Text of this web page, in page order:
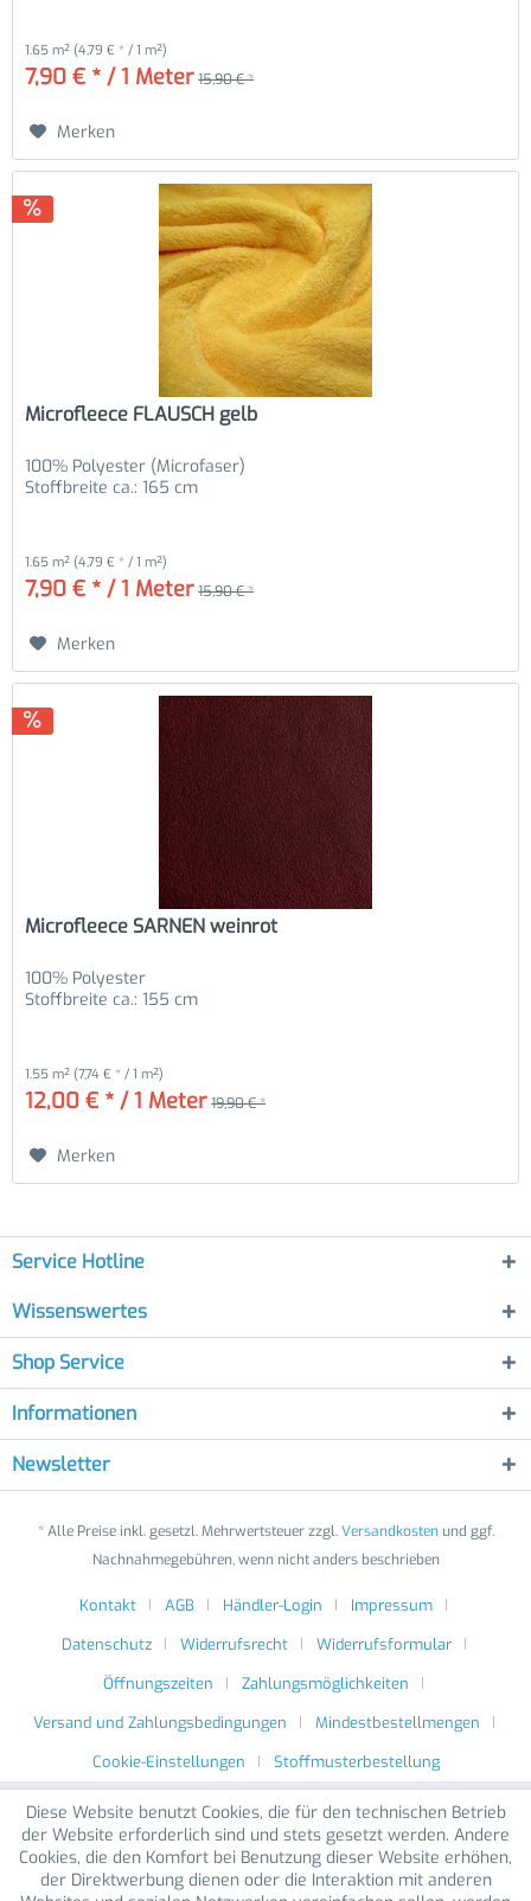
1.65 m² (4,79 € * / 1 m²)
7,90 € * / 1 Meter 15,90 € *
Merken
Microfleece FLAUSCH gelb
100% Polyester (Microfaser)
Stoffbreite ca.: 165 cm
1.65 m² (4,79 € * / 1 m²)
7,90 € * / 1 Meter 15,90 € *
Merken
Microfleece SARNEN weinrot
100% Polyester
Stoffbreite ca.: 155 cm
1.55 m² (7,74 € * / 1 m²)
12,00 € * / 1 Meter 19,90 € *
Merken
Service Hotline
Wissenswertes
Shop Service
Informationen
Newsletter
* Alle Preise inkl. gesetzl. Mehrwertsteuer zzgl.Versandkostenund ggf.
Nachnahmegebühren, wenn nicht anders beschrieben
Kontakt AGB Händler-Login
Impressum
Datenschutz
Widerrufsrecht
Widerrufsformular
Öffnungszeiten
Zahlungsmöglichkeiten
Versand und Zahlungsbedingungen
Mindestbestellmengen
Cookie-Einstellungen
Stoffmusterbestellung
Diese Website benutzt Cookies, die für den technischen Betrieb
der Website erforderlich sind und stets gesetzt werden. Andere
Cookies, die den Komfort bei Benutzung dieser Website erhöhen,
der Direktwerbung dienen oder die Interaktion mit anderen